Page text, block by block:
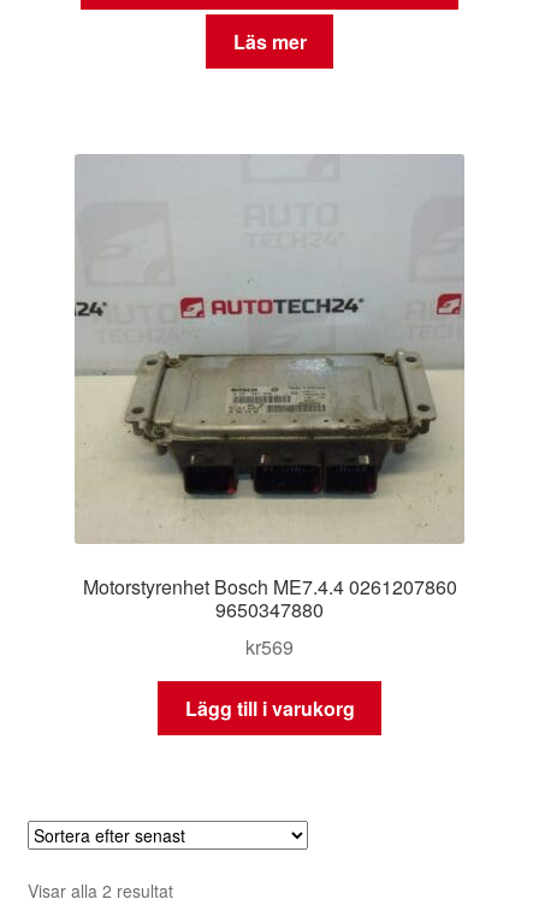
Läs mer
Motorstyrenhet Bosch ME7.4.4 0261207860
9650347880
kr569
Lägg till i varukorg
Visar alla 2 resultatSortera